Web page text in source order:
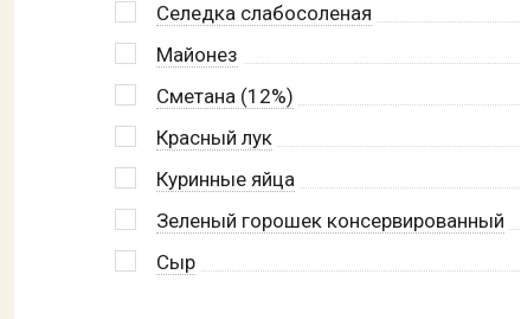
Селедка слабосоленая
Майонез
Сметана (12%)
Красный лук
Куринные яйца
Зеленый горошек консервированный
Сыр